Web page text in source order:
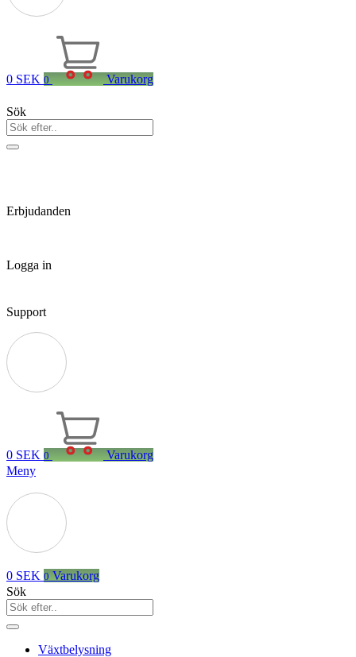
0 SEK 0 Varukorg
Sök
Erbjudanden
Logga in
Support
0 SEK 0
Varukorg
Meny
0 SEK 0 Varukorg
Sök
Växtbelysning